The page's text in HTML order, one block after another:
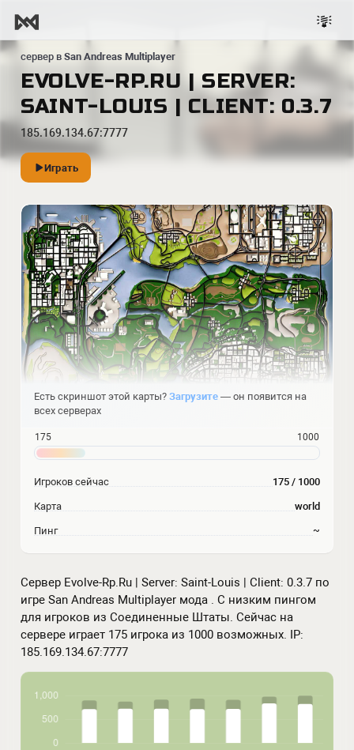
сервер в San Andreas Multiplayer
EVOLVE-RP.RU | SERVER:
SAINT-LOUIS | CLIENT: 0.3.7
185.169.134.67:7777
Играть
Сервер Evolve-Rp.Ru | Server: Saint-Louis | Client: 0.3.7 по
игре San Andreas Multiplayer мода . С низким пингом
для игроков из Соединенные Штаты. Сейчас на
сервере играет 175 игрока из 1000 возможных. IP:
185.169.134.67:7777
Есть скриншот этой карты? Загрузите — он появится на
всех серверах
175 1000
Игроков сейчас 175 / 1000
Карта world
Пинг ~